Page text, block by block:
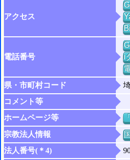
アクセス
電話番号
i
県・市町村コード
コメント等
ホームページ等
宗教法人情報
法人番号(＊4)